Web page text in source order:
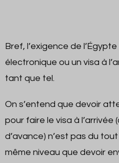
Bref, l’exigence de
électronique ou un visa à
tant que tel.
On s’entend que devoir
pour faire le visa à l’arrivée
d’avance) n’est pas du
même niveau que devoir